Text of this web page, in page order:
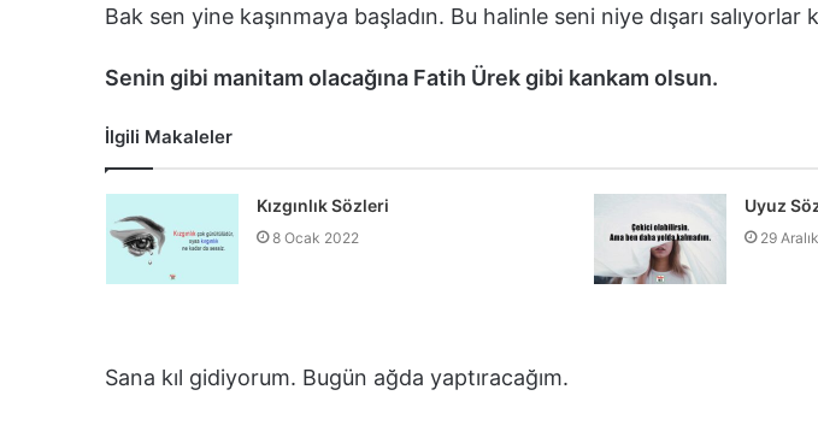
Bak sen yine kaşınmaya başladın. Bu halinle seni niye dışarı salıyorlar
Senin gibi manitam olacağına Fatih Ürek gibi kankam olsun.
İlgili Makaleler
Kızgınlık Sözleri
8 Ocak 2022
Uyuz
29
Sana kıl gidiyorum. Bugün ağda yaptıracağım.